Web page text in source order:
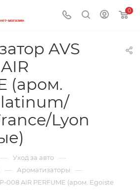
0
AVS
(аром.
Lyon
— Уход за авто —
— Ароматизаторы —
008 AIR PERFUME (аром. Egoiste